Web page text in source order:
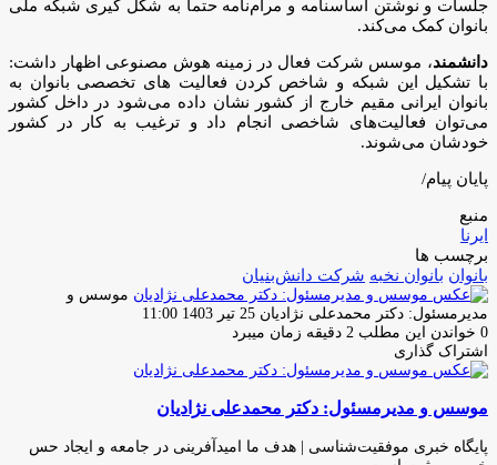
جلسات و نوشتن اساسنامه و مرام‌نامه حتما به شکل گیری شبکه ملی
بانوان کمک می‌کند.
دانشمند، موسس شرکت فعال در زمینه هوش مصنوعی اظهار داشت:
با تشکیل این شبکه و شاخص کردن فعالیت های تخصصی بانوان به
بانوان ایرانی مقیم خارج از کشور نشان داده می‌شود در داخل کشور
می‌توان فعالیت‌های شاخصی انجام داد و ترغیب به کار در کشور
خودشان می‌شوند.
پایان پیام/
منبع
ایرنا
برچسب ها
بانوان بانوان نخبه شرکت دانش‌بنیان
موسس و
مدیرمسئول: دکتر محمدعلی نژادیان ارسال
ایمیل
25 تیر 1403 11:00
0 خواندن این مطلب 2 دقیقه زمان میبرد
اشتراک گذاری
فیس
توئیتر
لینکدین
واتس
تلگرام
اشتراک
از
ایمیل
چاپ
موسس و مدیرمسئول: دکتر محمدعلی نژادیان
پایگاه خبری موفقیت‌شناسی | هدف ما امیدآفرینی در جامعه و ایجاد حس